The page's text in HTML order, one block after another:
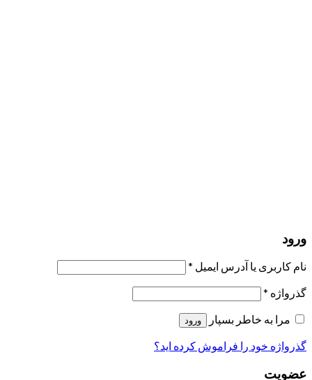
ورود
نام کاربری یا آدرس ایمیل *
گذرواژه *
مرا به خاطر بسپار
ورود
گذرواژه خود را فراموش کرده اید؟
عضویت